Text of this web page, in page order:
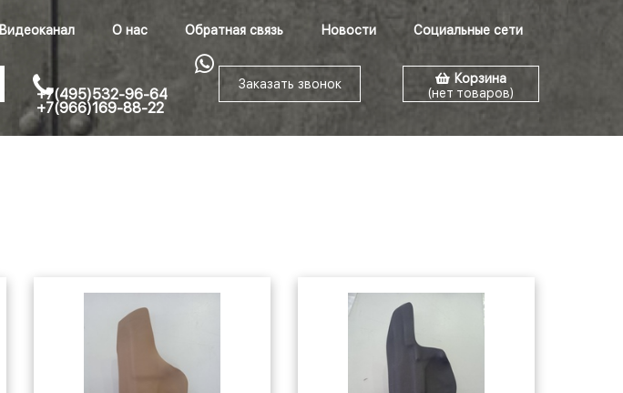
Видеоканал О нас Обратная связь Новости Социальные сети
+7(495)532-96-64
+7(966)169-88-22
Заказать звонок
Корзина
(нет товаров)